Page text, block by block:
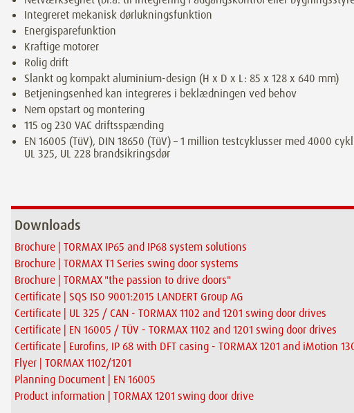
Integreret mekanisk dørlukningsfunktion
Energisparefunktion
Kraftige motorer
Rolig drift
Slankt og kompakt aluminium-design (H x D x L: 85 x 128 x 640 mm)
Betjeningsenhed kan integreres i beklædningen ved behov
Nem opstart og montering
115 og 230 VAC driftsspænding
EN 16005 (TüV), DIN 18650 (TüV) – 1 million testcyklusser med 4000
UL 325, UL 228 brandsikringsdør
Downloads
Brochure | TORMAX IP65 and IP68 system solutions
Brochure | TORMAX T1 Series swing door systems
Brochure | TORMAX "the passion to drive doors"
Certificate | SQS ISO 9001:2015 LANDERT Group AG
Certificate | UL 325 / CAN - TORMAX 1102 and 1201 swing door drives
Certificate | EN 16005 / TÜV - TORMAX 1102 and 1201 swing door drives
Certificate | Eurofins, IP 68 with DFT casing - TORMAX 1201 and iMotion
Flyer | TORMAX 1102/1201
Planning Document | EN 16005
Product information | TORMAX 1201 swing door drive